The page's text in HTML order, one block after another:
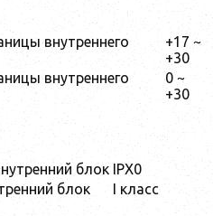
внутреннего
+17 ~
+30
внутреннего
0 ~
+30
блок IPX0
блок
I класс